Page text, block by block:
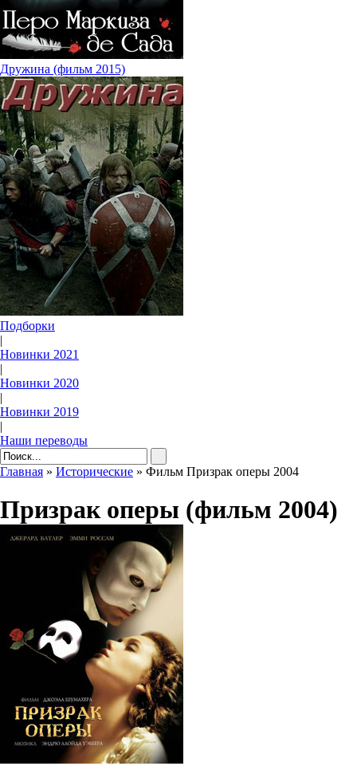
Дружина (фильм 2015)
Подборки
|
Новинки 2021
|
Новинки 2020
|
Новинки 2019
|
Наши переводы
Главная » Исторические » Фильм Призрак оперы 2004
Призрак оперы (фильм 2004)